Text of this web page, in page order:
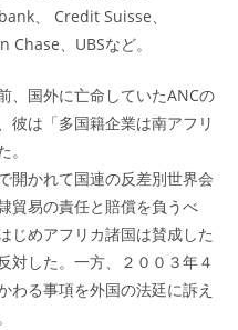
、 Credit Suisse、
、UBSなど。
、国外に亡命していたANCの
彼は「多国籍企業は南アフリ
開かれて国連の反差別世界会
貿易の責任と賠償を負うべ
じめアフリカ諸国は賛成した
対した。一方、２００３年４
わる事項を外国の法廷に訴え